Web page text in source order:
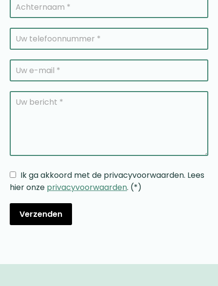
Ik ga akkoord met de privacyvoorwaarden. Lees
hier onze privacyvoorwaarden. (*)